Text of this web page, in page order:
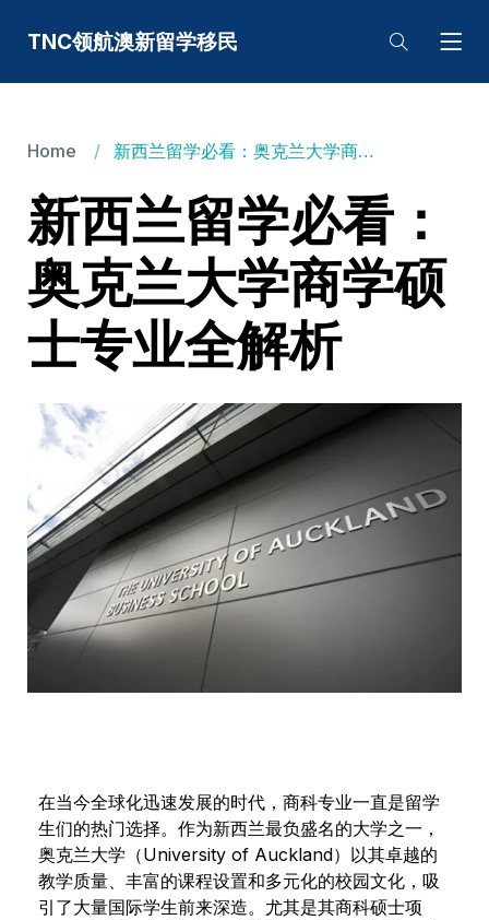
TNC领航澳新留学移民
Home 新西兰留学必看：奥克兰大学商学硕士专业全解析
新西兰留学必看：
奥克兰大学商学硕
士专业全解析
在当今全球化迅速发展的时代，商科专业一直是留学
生们的热门选择。作为新西兰最负盛名的大学之一，
奥克兰大学（University of Auckland）以其卓越的
教学质量、丰富的课程设置和多元化的校园文化，吸
引了大量国际学生前来深造。尤其是其商科硕士项